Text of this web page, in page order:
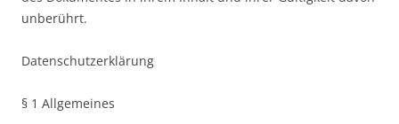
unberührt.
Datenschutzerklärung
§ 1 Allgemeines